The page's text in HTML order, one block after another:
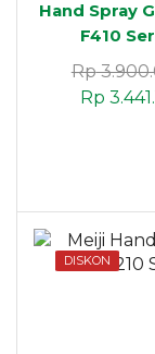
Hand Spray
F410
Rp
Rp
DISKON